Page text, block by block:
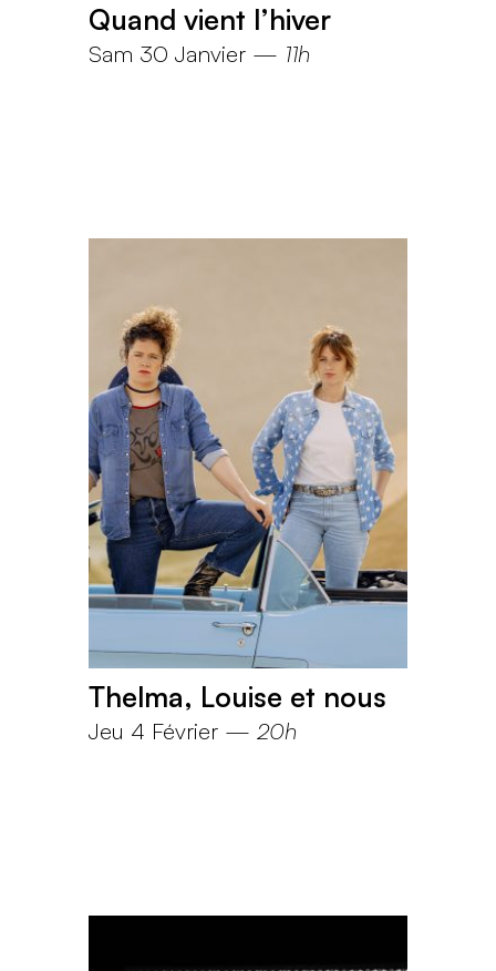
Quand vient l’hiver
Sam 30 Janvier — 11h
Thelma, Louise et nous
Jeu 4 Février — 20h